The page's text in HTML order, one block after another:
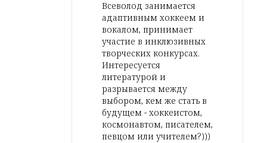
Всеволод занимается
адаптивным хоккеем и
вокалом, принимает
участие в инклюзивных
творческих конкурсах.
Интересуется
литературой и
разрывается между
выбором, кем же стать в
будущем - хоккеистом,
космонавтом, писателем,
певцом или учителем?)))